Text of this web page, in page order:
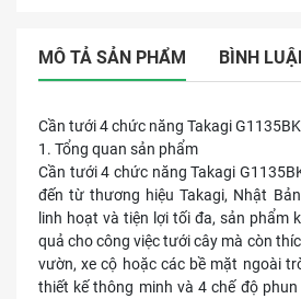
MÔ TẢ SẢN PHẨM BÌNH
Cần tưới 4 chức năng Takagi G1135BK
1. Tổng quan sản phẩm
Cần tưới 4 chức năng Takagi
đến từ thương hiệu Takagi, Nhật
linh hoạt và tiện lợi tối đa, sản phẩm
quả cho công việc tưới cây mà còn
vườn, xe cộ hoặc các bề mặt ngoài
thiết kế thông minh và 4 chế độ